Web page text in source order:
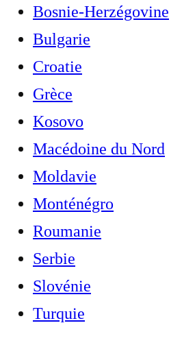
Bosnie-Herzégovine
Bulgarie
Croatie
Grèce
Kosovo
Macédoine du Nord
Moldavie
Monténégro
Roumanie
Serbie
Slovénie
Turquie